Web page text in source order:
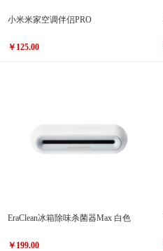
小米米家空调伴侣PRO
￥125.00
EraClean冰箱除味杀菌器Max 白色
￥199.00